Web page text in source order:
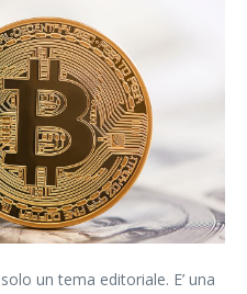
un tema editoriale. E’ una